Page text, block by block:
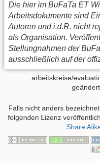
Die hier im BuFaTa ET
Arbeitsdokumente sind
Autoren und i.d.R. nicht
als Organisation.
Stellungnahmen der
ausschließlich auf der
arbeitskreise/
Falls nicht anders
folgenden Lizenz
Share